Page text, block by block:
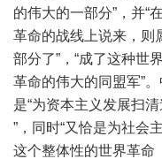
的伟大的一部分”，并“在
革命的战线上说来，则
部分了”，“成了这种世界
革命的伟大的同盟军”
是“为资本主义发展扫
”，同时“又恰是为社会
这个整体性的世界革命